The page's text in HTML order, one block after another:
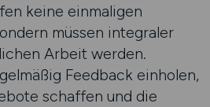
keine einmaligen
müssen integraler
Arbeit werden.
Feedback einholen,
schaffen und die